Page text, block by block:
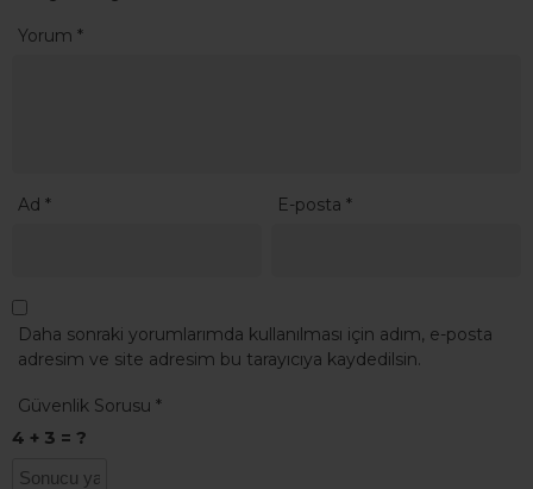
Yorum *
Ad * E-posta*
Daha sonraki yorumlarımda kullanılması için adım, e-posta
adresim ve site adresim bu tarayıcıya kaydedilsin.
Güvenlik Sorusu *
4 + 3 = ?